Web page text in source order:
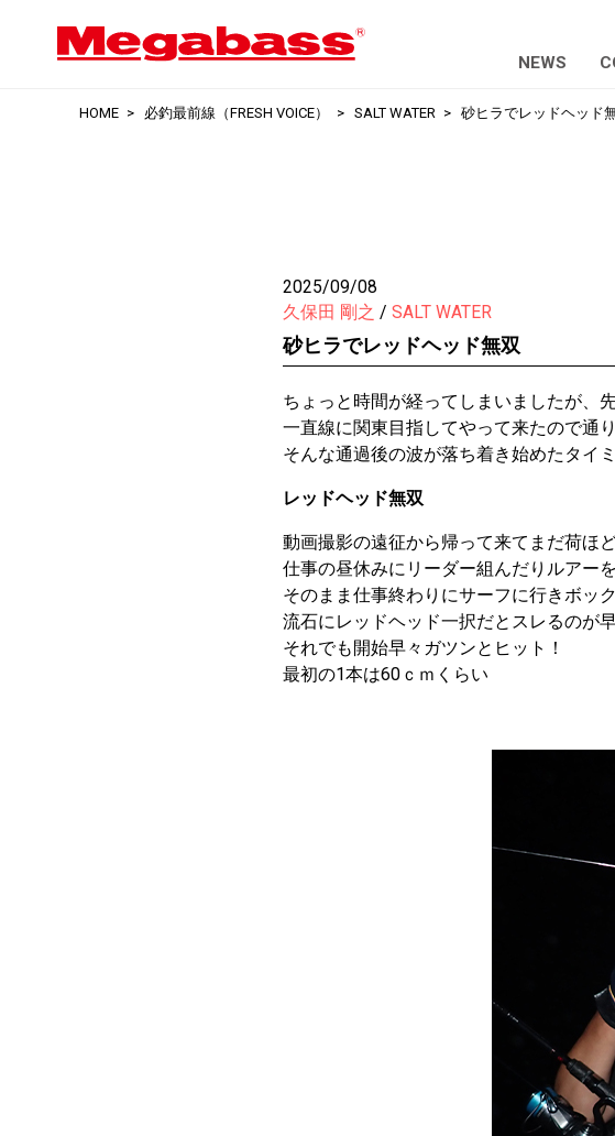
NEWS
HOME 必釣最前線（FRESH VOICE） SALT WATER 砂ヒラでレッドヘッド
2025/09/08
久保田 剛之
SALT WATER
砂ヒラでレッドヘッド無双
ちょっと時間が経ってしまいましたが、
一直線に関東目指してやって来たので通
そんな通過後の波が落ち着き始めたタイ
レッドヘッド無双
動画撮影の遠征から帰って来てまだ荷ほ
仕事の昼休みにリーダー組んだりルアー
そのまま仕事終わりにサーフに行きボッ
流石にレッドヘッド一択だとスレるのが
それでも開始早々ガツンとヒット！
最初の1本は60ｃｍくらい